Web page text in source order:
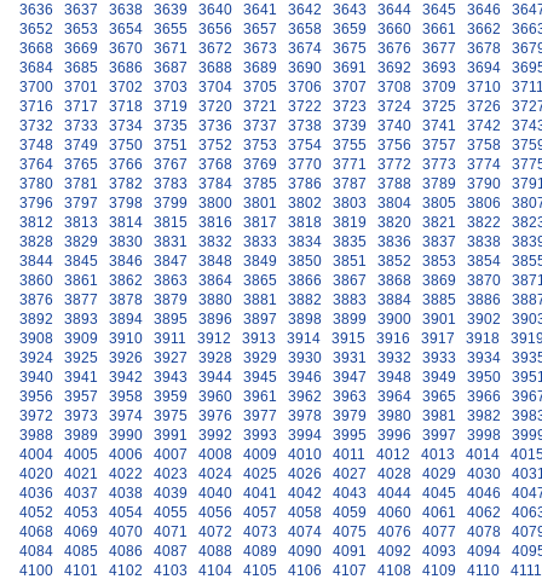
3636
3637 3638 3639 3640 3641 3642 3643 3644 3645 3646
3652
3653 3654 3655 3656 3657 3658 3659 3660 3661 3662
3668
3669 3670 3671 3672 3673 3674 3675 3676 3677 3678
3684
3685 3686 3687 3688 3689 3690 3691 3692 3693 3694
3700
3701 3702 3703 3704 3705 3706 3707 3708 3709 3710
3716
3717 3718 3719 3720 3721 3722 3723 3724 3725 3726
3732
3733 3734 3735 3736 3737 3738 3739 3740 3741 3742
3748
3749 3750 3751 3752 3753 3754 3755 3756 3757 3758
3764
3765 3766 3767 3768 3769 3770 3771 3772 3773 3774
3780
3781 3782 3783 3784 3785 3786 3787 3788 3789 3790
3796
3797 3798 3799 3800 3801 3802 3803 3804 3805 3806
3812
3813 3814 3815 3816 3817 3818 3819 3820 3821 3822
3828
3829 3830 3831 3832 3833 3834 3835 3836 3837 3838
3844
3845 3846 3847 3848 3849 3850 3851 3852 3853 3854
3860
3861 3862 3863 3864 3865 3866 3867 3868 3869 3870
3876
3877 3878 3879 3880 3881 3882 3883 3884 3885 3886
3892
3893 3894 3895 3896 3897 3898 3899 3900 3901 3902
3908
3909 3910 3911 3912 3913 3914 3915 3916 3917 3918
3924
3925 3926 3927 3928 3929 3930 3931 3932 3933 3934
3940
3941 3942 3943 3944 3945 3946 3947 3948 3949 3950
3956
3957 3958 3959 3960 3961 3962 3963 3964 3965 3966
3972
3973 3974 3975 3976 3977 3978 3979 3980 3981 3982
3988
3989 3990 3991 3992 3993 3994 3995 3996 3997 3998
4004
4005 4006 4007 4008 4009 4010 4011 4012 4013 4014
4020
4021 4022 4023 4024 4025 4026 4027 4028 4029 4030
4036
4037 4038 4039 4040 4041 4042 4043 4044 4045 4046
4052
4053 4054 4055 4056 4057 4058 4059 4060 4061 4062
4068
4069 4070 4071 4072 4073 4074 4075 4076 4077 4078
4084
4085 4086 4087 4088 4089 4090 4091 4092 4093 4094
4100
4101 4102 4103 4104 4105 4106 4107 4108 4109 4110
4111